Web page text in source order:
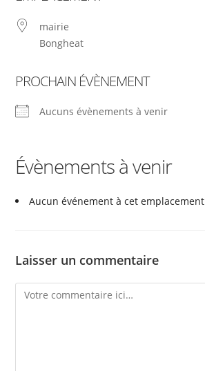
mairie
Bongheat
PROCHAIN ÉVÈNEMENT
Aucuns évènements à venir
Évènements à venir
Aucun événement à cet emplacement
Laisser un commentaire